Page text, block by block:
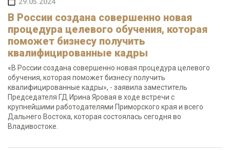
В России создана совершенно новая
процедура целевого обучения, которая
поможет бизнесу получить
квалифицированные кадры
«В России создана совершенно новая процедура целевого
обучения, которая поможет бизнесу получить
квалифицированные кадры», - заявила заместитель
Председателя ГД Ирина Яровая в ходе встречи с
крупнейшими работодателями Приморского края и всего
Дальнего Востока, которая состоялась сегодня во
Владивостоке.